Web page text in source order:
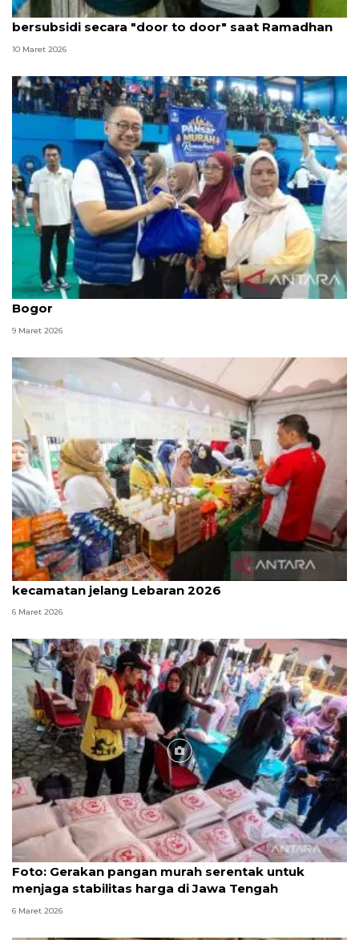
Artha Graha Peduli lanjutkan pasar murah
bersubsidi secara "door to door" saat Ramadhan
10 Maret 2026
PAN gelar PANsar Murah untuk bantu masyarakat
Bogor
9 Maret 2026
Pemkot Bandung gelar pasar murah di 30
kecamatan jelang Lebaran 2026
6 Maret 2026
Foto
Foto: Gerakan pangan murah serentak untuk
menjaga stabilitas harga di Jawa Tengah
6 Maret 2026